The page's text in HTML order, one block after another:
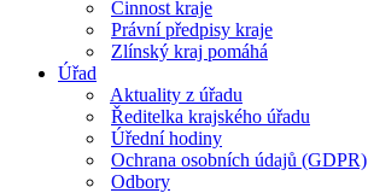
Činnost kraje
Právní předpisy kraje
Zlínský kraj pomáhá
Úřad
Aktuality z úřadu
Ředitelka krajského úřadu
Úřední hodiny
Ochrana osobních údajů (GDPR)
Odbory